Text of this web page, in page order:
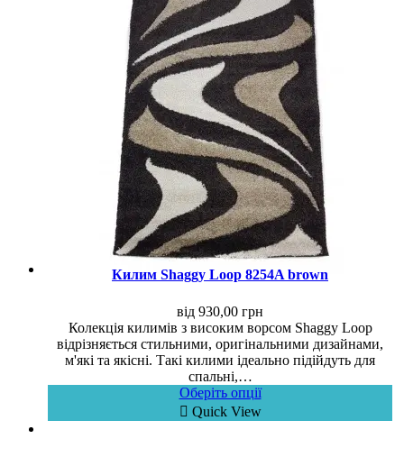
Килим Shaggy Loop 8254A brown
від 930,00 грн
Колекція килимів з високим ворсом Shaggy Loop
відрізняється стильними, оригінальними дизайнами,
м'які та якісні. Такі килими ідеально підійдуть для
спальні,…
Оберіть опції
Quick View